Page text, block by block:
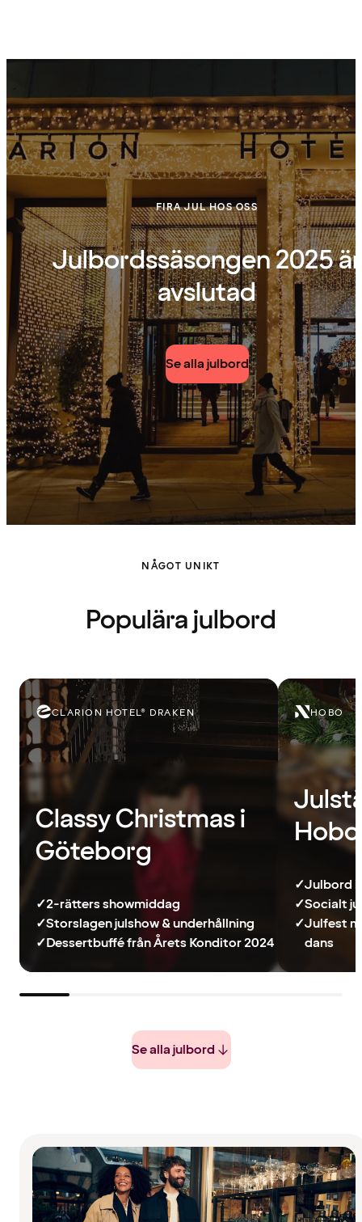
FIRA JUL HOS OSS
Julbordssäsongen 2025 är
avslutad
Se alla julbord
NÅGOT UNIKT
Populära julbord
CLARION HOTEL® DRAKEN
Classy Christmas i
Göteborg
✓2-rätters showmiddag
✓Storslagen julshow & underhållning
✓Dessertbuffé från Årets Konditor 2024
HOBO
Hobo
✓Julbord i
✓Socialt
✓Julfest
dans
Se alla julbord